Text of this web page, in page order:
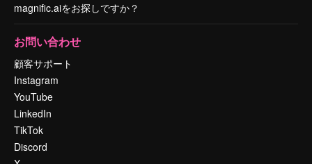
magnific.aiをお探しですか？
お問い合わせ
顧客サポート
Instagram
YouTube
LinkedIn
TikTok
Discord